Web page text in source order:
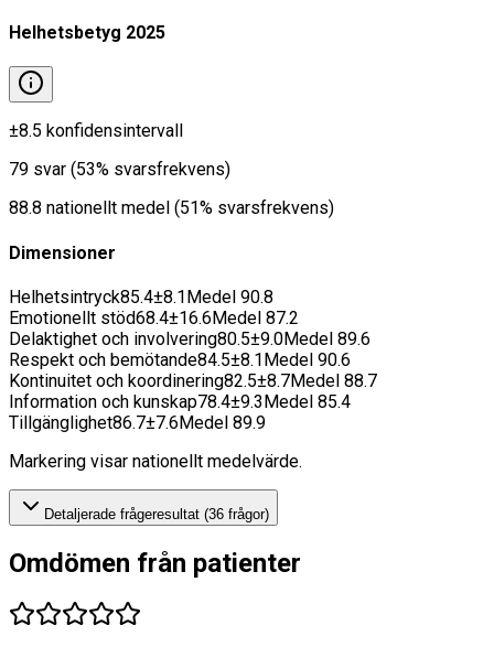
Helhetsbetyg 2025
±8.5 konfidensintervall
79 svar (53% svarsfrekvens)
88.8 nationellt medel (51% svarsfrekvens)
Dimensioner
Helhetsintryck85.4±8.1Medel 90.8
Emotionellt stöd68.4±16.6Medel 87.2
Delaktighet och involvering80.5±9.0Medel 89.6
Respekt och bemötande84.5±8.1Medel 90.6
Kontinuitet och koordinering82.5±8.7Medel 88.7
Information och kunskap78.4±9.3Medel 85.4
Tillgänglighet86.7±7.6Medel 89.9
Markering visar nationellt medelvärde.
Detaljerade frågeresultat (36 frågor)
Omdömen från patienter